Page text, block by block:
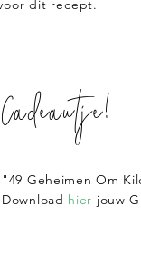
dit recept.
Cadeautje!
"49 Geheimen Om
Download hier jouw